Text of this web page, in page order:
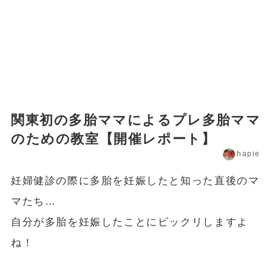
関東初の多胎ママによるプレ多胎ママ
のための教室【開催レポート】
hapie
妊婦健診の際に多胎を妊娠したと知った直後のマ
マたち…
自分が多胎を妊娠したことにビックリしますよ
ね！